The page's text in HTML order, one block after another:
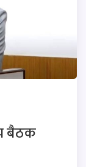
बैठक